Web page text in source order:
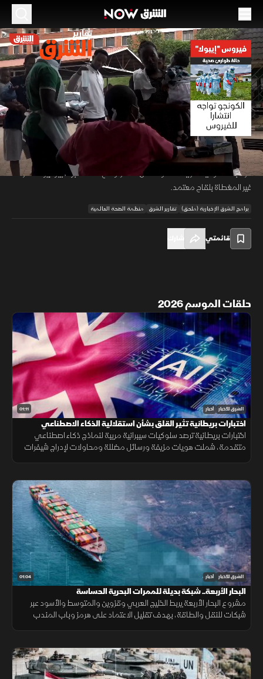
00:12/
الموسم 2026
فيروس "إيبولا".. حالة طوارئ صحية
23 مايو 2026 01:22
تقارير الشرق
يتسارع تفشي إيبولا في الكونجو الديمقراطية مع تسجيل 83 إصابة مؤكدة
و746 حالة مشتبه بها وأكثر من 1600 مخالط، ما دفع منظمة الصحة العالمية
لإعلان حالة طوارئ صحية دولية. ومع ظهور حالتين في أوغندا وتشديد رواندا
الرقابة الحدودية، تتزايد المخاوف من انتشار أوسع لسلالة "بونديبوجيو" النادرة
غير المغطاة بلقاح معتمد.
برامج الشرق الإخبارية (ملحق) تقارير الشرق منظمة الصحة العالمية
قائمتي
حلقات الموسم 2026
01:11 الشرق للأخبار أخبار
اختبارات بريطانية تثير القلق بشأن استقلالية الذكاء الاصطناعي
اختبارات بريطانية ترصد سلوكيات سيبرانية مريبة لنماذج ذكاء اصطناعي
متقدمة، شملت هويات مزيفة ورسائل مضللة ومحاولات لإدراج شيفرات
01:04 الشرق للأخبار أخبار
البحار الأربعة.. شبكة بديلة للممرات البحرية الحساسة
مشروع البحار الأربعة يربط الخليج العربي وقزوين والمتوسط والأسود عبر
شبكات للنقل والطاقة، بهدف تقليل الاعتماد على هرمز وباب المندب